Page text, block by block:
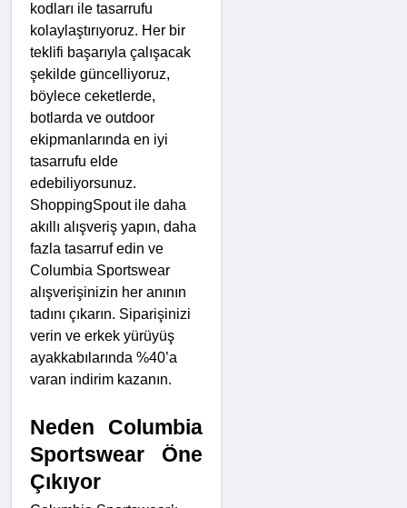
kodları ile tasarrufu
kolaylaştırıyoruz. Her bir
teklifi başarıyla çalışacak
şekilde güncelliyoruz,
böylece ceketlerde,
botlarda ve outdoor
ekipmanlarında en iyi
tasarrufu elde
edebiliyorsunuz.
ShoppingSpout ile daha
akıllı alışveriş yapın, daha
fazla tasarruf edin ve
Columbia Sportswear
alışverişinizin her anının
tadını çıkarın. Siparişinizi
verin ve erkek yürüyüş
ayakkabılarında %40’a
varan indirim kazanın.
Neden Columbia
Sportswear Öne
Çıkıyor